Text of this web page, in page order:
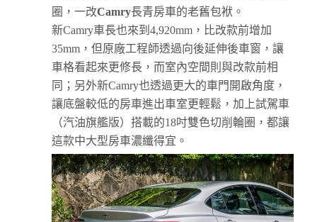
圈，一改Camry長青房車的老舊包袱。
新Camry車長也來到4,920mm，比改款前增加
35mm，但原廠工程師透過向後延伸後車窗，讓
車格看起來更修長，而室內空間則與改款前相
同；另外新Camry也透過更大的車門開啟角度，
讓底盤較低的房車進出車室更輕鬆，加上試駕車
（汽油旗艦版）搭載的18吋雙色切削輪圈，都讓
這款中大型房車濃纖得宜。